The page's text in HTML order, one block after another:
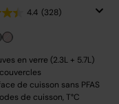
4.4 (328)
en verre (2.3L + 5.7L)
de cuisson sans PFAS
de cuisson, T°C